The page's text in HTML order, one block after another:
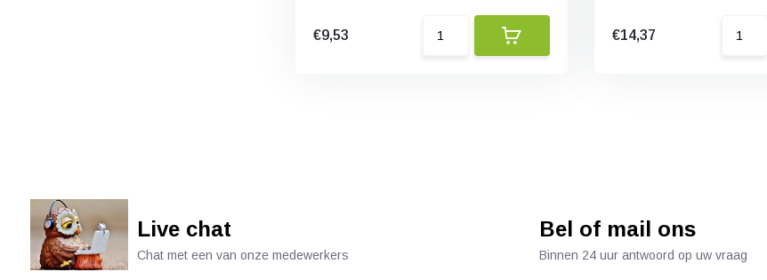
€9,53 €14,37
Live chat
Chat met een van onze medewerkers
Bel of mail ons
Binnen 24 uur antwoord op uw vraag